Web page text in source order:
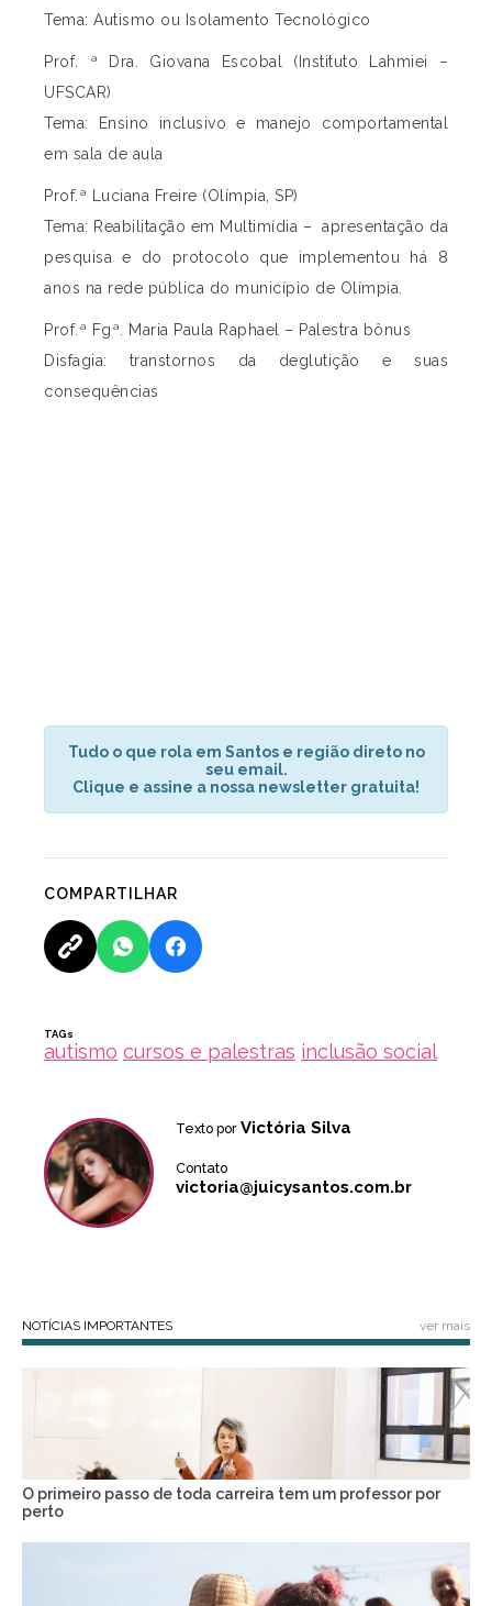
Tema: Autismo ou Isolamento Tecnológico
Prof. ª Dra. Giovana Escobal (Instituto Lahmiei –
UFSCAR)
Tema: Ensino inclusivo e manejo comportamental
em sala de aula
Prof.ª Luciana Freire (Olímpia, SP)
Tema: Reabilitação em Multimídia – apresentação da
pesquisa e do protocolo que implementou há 8
anos na rede pública do município de Olímpia.
Prof.ª Fgª. Maria Paula Raphael – Palestra bônus
Disfagia: transtornos da deglutição e suas
consequências
Tudo o que rola em Santos e região direto no
seu email.
Clique e assine a nossa newsletter gratuita!
COMPARTILHAR
TAGs
autismo cursos e palestras inclusão social
Texto por Victória Silva
Contato
victoria@juicysantos.com.br
NOTÍCIAS IMPORTANTES ver mais
O primeiro passo de toda carreira tem um professor por
perto